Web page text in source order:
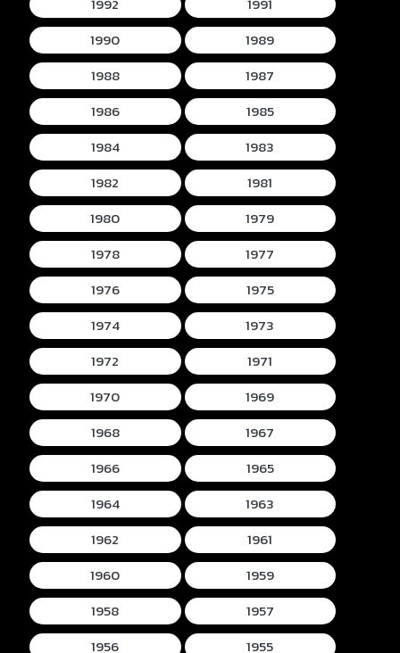
1990
1989
1988
1987
1986
1985
1984
1983
1982
1981
1980
1979
1978
1977
1976
1975
1974
1973
1972
1971
1970
1969
1968
1967
1966
1965
1964
1963
1962
1961
1960
1959
1958
1957
1956
1955